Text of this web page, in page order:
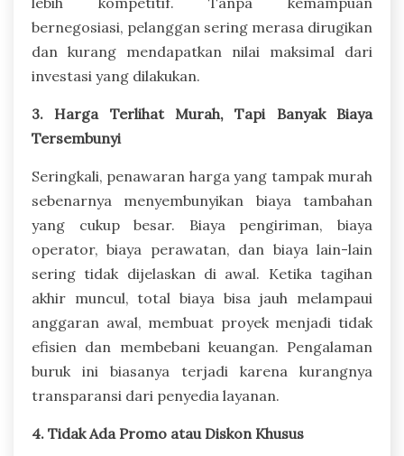
bernegosiasi, pelanggan sering merasa dirugikan
dan kurang mendapatkan nilai maksimal dari
investasi yang dilakukan.
3. Harga Terlihat Murah, Tapi Banyak Biaya
Tersembunyi
Seringkali, penawaran harga yang tampak murah
sebenarnya menyembunyikan biaya tambahan
yang cukup besar. Biaya pengiriman, biaya
operator, biaya perawatan, dan biaya lain-lain
sering tidak dijelaskan di awal. Ketika tagihan
akhir muncul, total biaya bisa jauh melampaui
anggaran awal, membuat proyek menjadi tidak
efisien dan membebani keuangan. Pengalaman
buruk ini biasanya terjadi karena kurangnya
transparansi dari penyedia layanan.
4. Tidak Ada Promo atau Diskon Khusus